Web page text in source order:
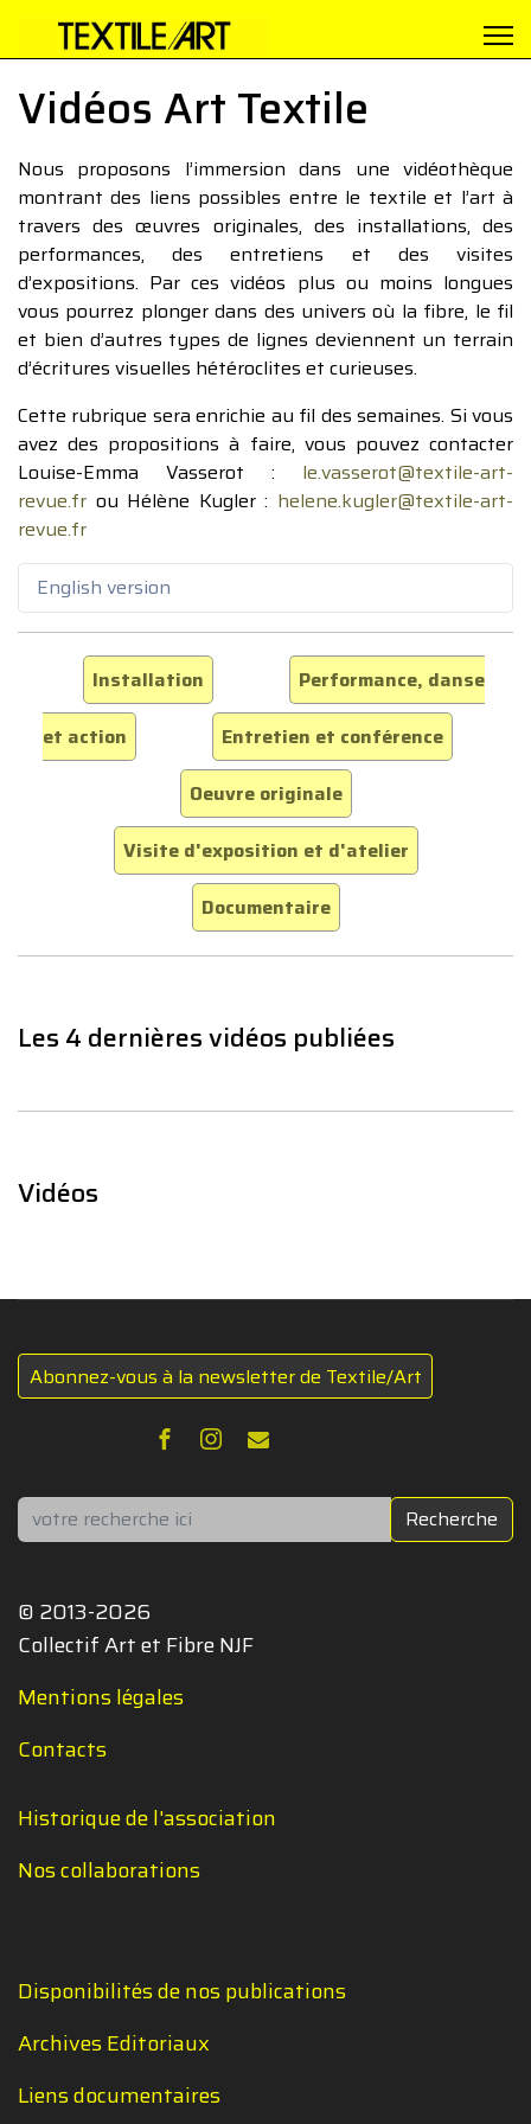
Vidéos Art Textile
Nous proposons l’immersion dans une vidéothèque
montrant des liens possibles entre le textile et l’art à
travers des œuvres originales, des installations, des
performances, des entretiens et des visites
d’expositions. Par ces vidéos plus ou moins longues
vous pourrez plonger dans des univers où la fibre, le fil
et bien d’autres types de lignes deviennent un terrain
d’écritures visuelles hétéroclites et curieuses.
Cette rubrique sera enrichie au fil des semaines. Si vous
avez des propositions à faire, vous pouvez contacter
Louise-Emma Vasserot : le.vasserot@textile-art-
revue.fr ou Hélène Kugler : helene.kugler@textile-art-
revue.fr
English version
Installation
Performance, danse
et action
Entretien et conférence
Oeuvre originale
Visite d'exposition et d'atelier
Documentaire
Les 4 dernières vidéos publiées
Vidéos
Abonnez-vous à la newsletter de Textile/Art
Rechercher Recherche
© 2013-2026
Collectif Art et Fibre NJF
Mentions légales
Contacts
Historique de l'association
Nos collaborations
Disponibilités de nos publications
Archives Editoriaux
Liens documentaires